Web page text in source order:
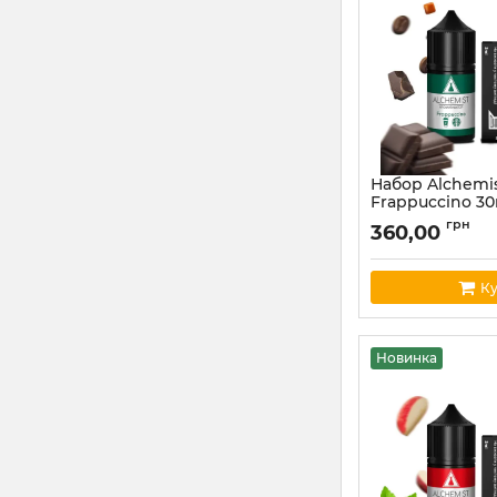
Набор
Frappuccino
Артикул:
360,00 грн
Новинка